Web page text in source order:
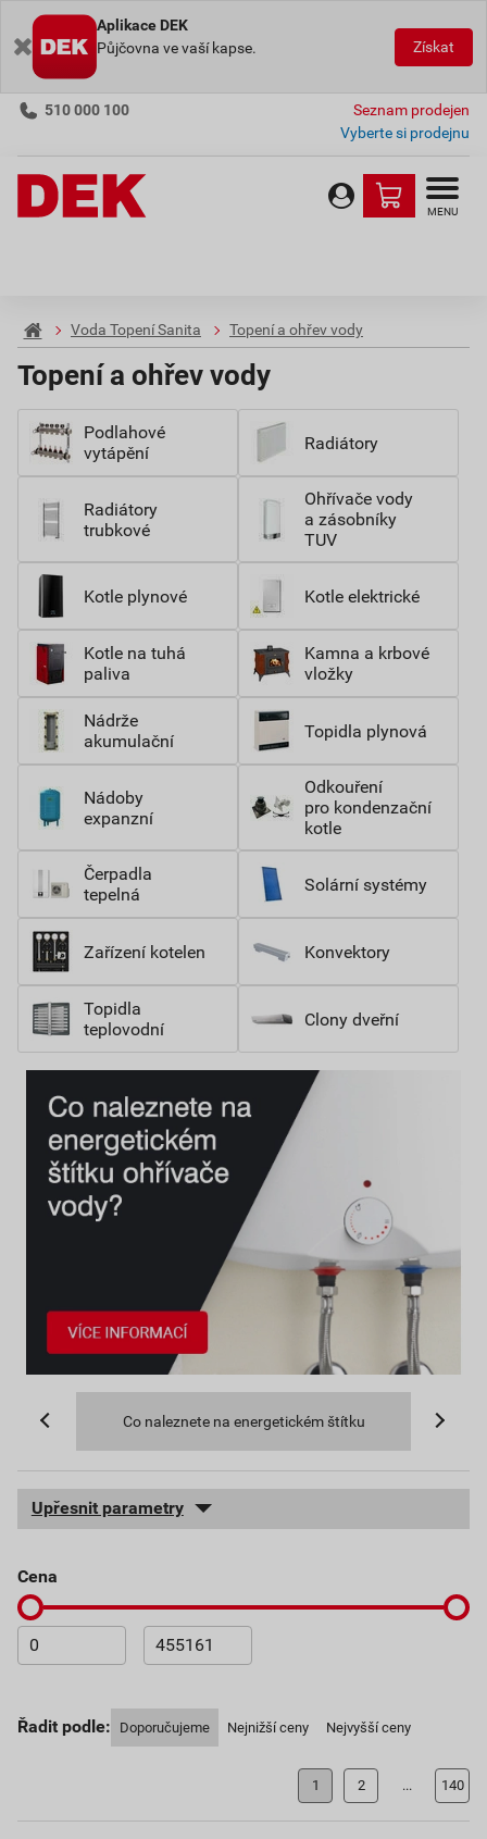
Aplikace DEK
Půjčovna ve vaší kapse.
Získat
510 000 100
Seznam prodejen
Vyberte si prodejnu
MENU
Voda Topení Sanita Topení a ohřev vody
Topení a ohřev vody
Podlahové
vytápění
Radiátory
Radiátory
trubkové
Ohřívače vody
a zásobníky
TUV
Kotle plynové Kotle elektrické
Kotle na tuhá
paliva
Kamna a krbové
vložky
Nádrže
akumulační
Topidla plynová
Nádoby
expanzní
Odkouření
pro kondenzační
kotle
Čerpadla
tepelná
Solární systémy
Zařízení kotelen Konvektory
Topidla
teplovodní
Clony dveřní
Co naleznete na energetickém štítku
Upřesnit parametry
cena
Řadit podle: Doporučujeme Nejnižší ceny Nejvyšší ceny
1 2 ... 140